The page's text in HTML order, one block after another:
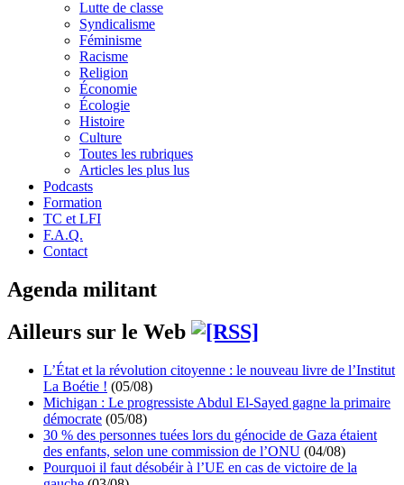
Lutte de classe
Syndicalisme
Féminisme
Racisme
Religion
Économie
Écologie
Histoire
Culture
Toutes les rubriques
Articles les plus lus
Podcasts
Formation
TC et LFI
F.A.Q.
Contact
Agenda militant
Ailleurs sur le Web
L’État et la révolution citoyenne : le nouveau livre de l’Institut
La Boétie ! (05/08)
Michigan : Le progressiste Abdul El-Sayed gagne la primaire
démocrate (05/08)
30 % des personnes tuées lors du génocide de Gaza étaient
des enfants, selon une commission de l’ONU (04/08)
Pourquoi il faut désobéir à l’UE en cas de victoire de la